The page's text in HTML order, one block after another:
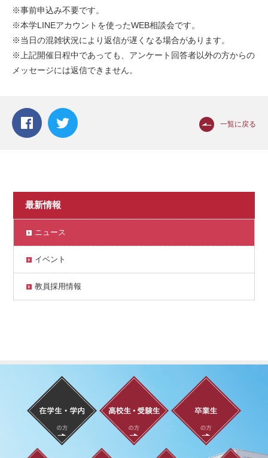
※事前申込み不要です。
※本学LINEアカウントを使ったWEB相談会です。
※当日の混雑状況により返信が遅くなる場合があります。
※上記開催日程中であっても、アンケート回答者以外の方からの
メッセージには返信できません。
一覧に戻る
最新情報
ニュース
イベント
教員採用情報